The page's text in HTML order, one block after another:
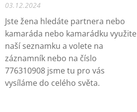
03.12.2024
Jste žena hledáte partnera nebo
kamaráda nebo kamarádku využite
naší seznamku a volete na
záznamník nebo na číslo
776310908 jsme tu pro vás
vysíláme do celého světa.